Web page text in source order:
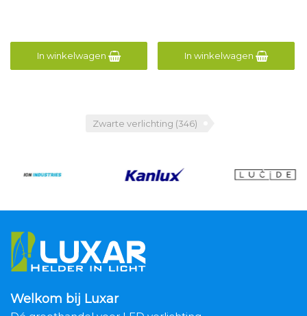
In winkelwagen In winkelwagen
Zwarte verlichting (346)
Welkom bij Luxar